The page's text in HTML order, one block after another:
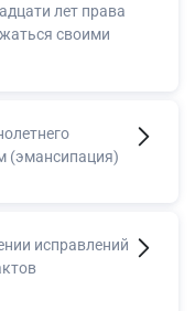
лет права
своими
(эмансипация)
исправлений